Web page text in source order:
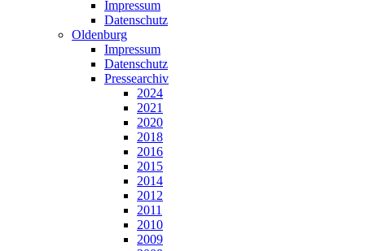
Impressum
Datenschutz
Oldenburg
Impressum
Datenschutz
Pressearchiv
2024
2021
2020
2018
2016
2015
2014
2012
2011
2010
2009